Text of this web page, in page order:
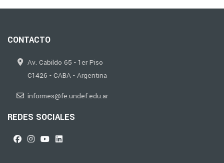
CONTACTO
Av. Cabildo 65 - 1er Piso
C1426 - CABA - Argentina
informes@fe.undef.edu.ar
REDES SOCIALES